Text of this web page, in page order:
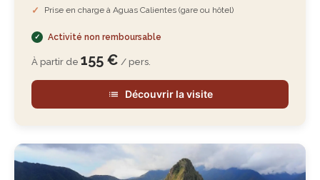
Prise en charge à Aguas Calientes (gare ou hôtel)
Activité non remboursable
À partir de 155 € / pers.
Découvrir la visite